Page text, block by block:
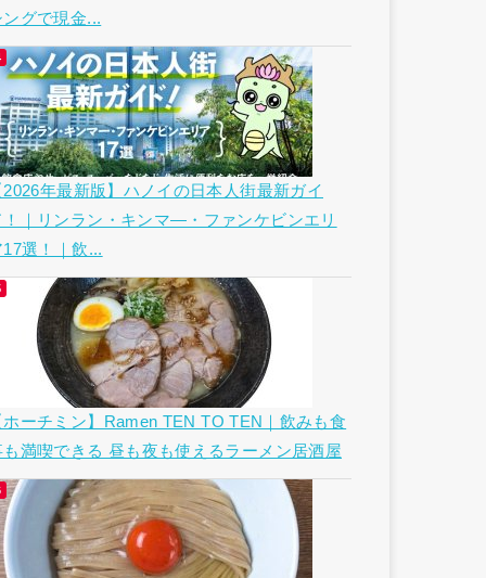
ングで現金...
2026年最新版】ハノイの日本人街最新ガイ
！｜リンラン・キンマ―・ファンケビンエリ
17選！｜飲...
ホーチミン】Ramen TEN TO TEN｜飲みも食
も満喫できる 昼も夜も使えるラーメン居酒屋